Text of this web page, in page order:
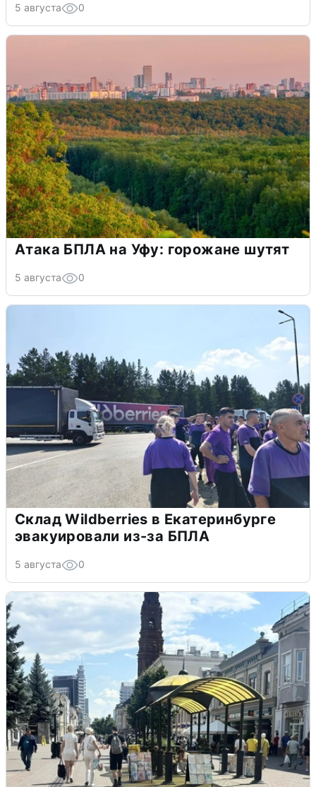
5 августа 0
Атака БПЛА на Уфу: горожане шутят
5 августа 0
Склад Wildberries в Екатеринбурге
эвакуировали из-за БПЛА
5 августа 0